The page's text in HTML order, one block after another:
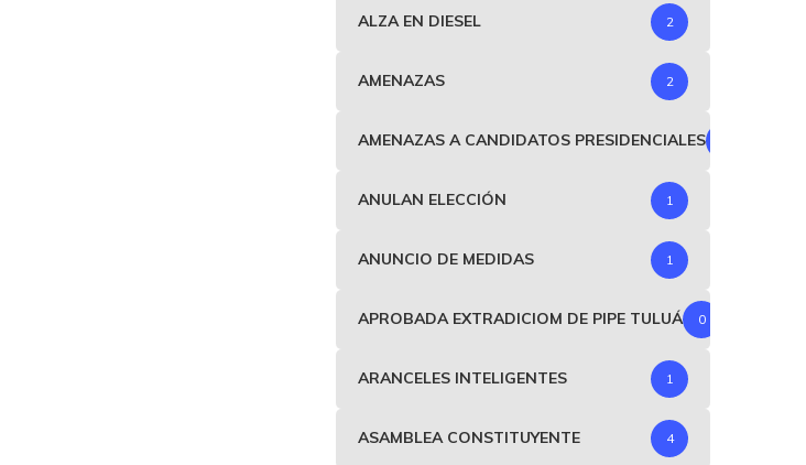
ALZA EN DIESEL 2
AMENAZAS 2
AMENAZAS A CANDIDATOS PRESIDENCIALES
ANULAN ELECCIÓN 1
ANUNCIO DE MEDIDAS 1
APROBADA EXTRADICIOM DE PIPE TULUÁ 0
ARANCELES INTELIGENTES 1
ASAMBLEA CONSTITUYENTE 4